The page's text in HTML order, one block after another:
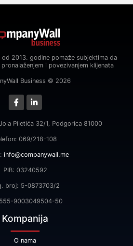
od 2013. godine pomaže subjektima da
i povezivanjem klijenata
Business © 2026
Piletića 32/1, Podgorica 81000
069/218-108
info@companywall.me
PIB: 03240592
broj: 5-0873703/2
9003049504-50
Kompanija
O nama